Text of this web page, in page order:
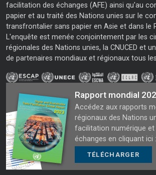
facilitation des échanges (AFE) ainsi qu'au
papier et au traité des Nations unies sur le
transfrontalier sans papier en Asie et dans le
L'enquête est menée conjointement par les
régionales des Nations unies, la CNUCED et
de partenaires mondiaux et régionaux tous
Rapport mondial
Accédez aux rapports
régionaux des Nations
facilitation numérique et
échanges en cliquant ici :
TÉLÉCHARGER